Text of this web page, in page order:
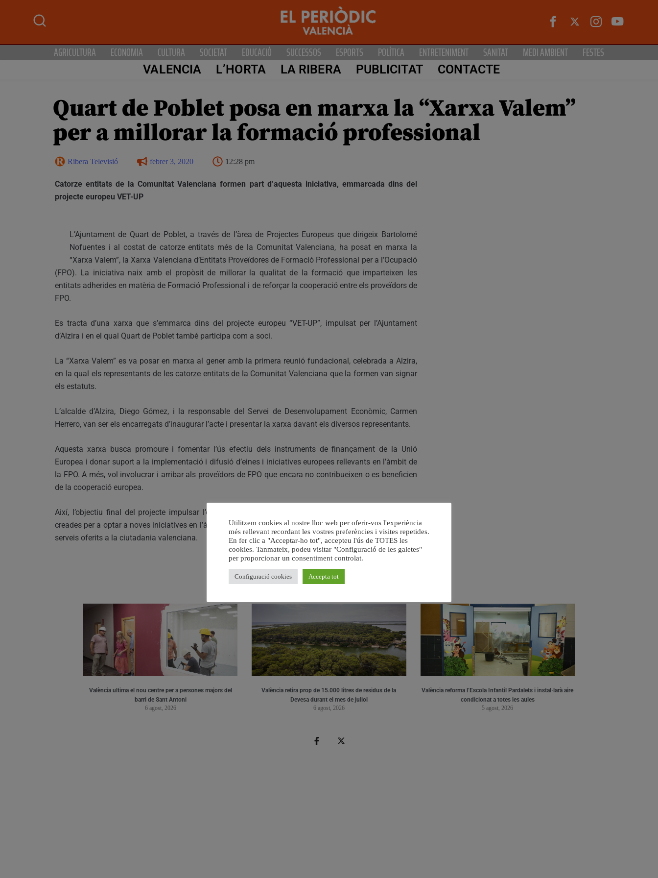
AGRICULTURA ECONOMIA CULTURA SOCIETAT EDUCACIÓ SUCCESSOS ESPORTS POLÍTICA ENTRETENIMENT SANITAT MEDI AMBIENT FESTES
VALENCIA L’HORTA LA RIBERA PUBLICITAT CONTACTE
Quart de Poblet posa en marxa la “Xarxa Valem”
per a millorar la formació professional
Ribera Televisió febrer 3, 2020 12:28 pm
Catorze entitats de la Comunitat Valenciana formen part d’aquesta iniciativa, emmarcada dins del
projecte europeu VET-UP
L’Ajuntament de Quart de Poblet, a través de l’àrea de Projectes Europeus que dirigeix Bartolomé
Nofuentes i al costat de catorze entitats més de la Comunitat Valenciana, ha posat en marxa la
“Xarxa Valem”, la Xarxa Valenciana d’Entitats Proveïdores de Formació Professional per a l’Ocupació
(FPO). La iniciativa naix amb el propòsit de millorar la qualitat de la formació que imparteixen les
entitats adherides en matèria de Formació Professional i de reforçar la cooperació entre els proveïdors de
FPO.
Es tracta d’una xarxa que s’emmarca dins del projecte europeu “VET-UP”, impulsat per l’Ajuntament
d’Alzira i en el qual Quart de Poblet també participa com a soci.
La “Xarxa Valem” es va posar en marxa al gener amb la primera reunió fundacional, celebrada a Alzira,
en la qual els representants de les catorze entitats de la Comunitat Valenciana que la formen van signar
els estatuts.
L’alcalde d’Alzira, Diego Gómez, i la responsable del Servei de Desenvolupament Econòmic, Carmen
Herrero, van ser els encarregats d’inaugurar l’acte i presentar la xarxa davant els diversos representants.
Aquesta xarxa busca promoure i fomentar l’ús efectiu dels instruments de finançament de la Unió
Europea i donar suport a la implementació i difusió d’eines i iniciatives europees rellevants en l’àmbit de
la FPO. A més, vol involucrar i arribar als proveïdors de FPO que encara no contribueixen o es beneficien
de la cooperació europea.
Així, l’objectiu final del projecte impulsar l’ocupació a la Comunitat Valenciana i ampliar les aliances
creades per a optar a noves iniciatives en l’àmbit dels projectes europeus, millorant d’aquesta manera els
serveis oferits a la ciutadania valenciana.
RELACIONAT
València ultima el nou centre per a persones majors del
barri de Sant Antoni
6 agost, 2026
València retira prop de 15.000 litres de residus de la
Devesa durant el mes de juliol
6 agost, 2026
València reforma l’Escola Infantil Pardalets i instal·larà aire
condicionat a totes les aules
5 agost, 2026
Utilitzem cookies al nostre lloc web per oferir-vos l'experiència
més rellevant recordant les vostres preferències i visites repetides.
En fer clic a "Acceptar-ho tot", accepteu l'ús de TOTES les
cookies. Tanmateix, podeu visitar "Configuració de les galetes"
per proporcionar un consentiment controlat.
Configuració cookies Accepta tot